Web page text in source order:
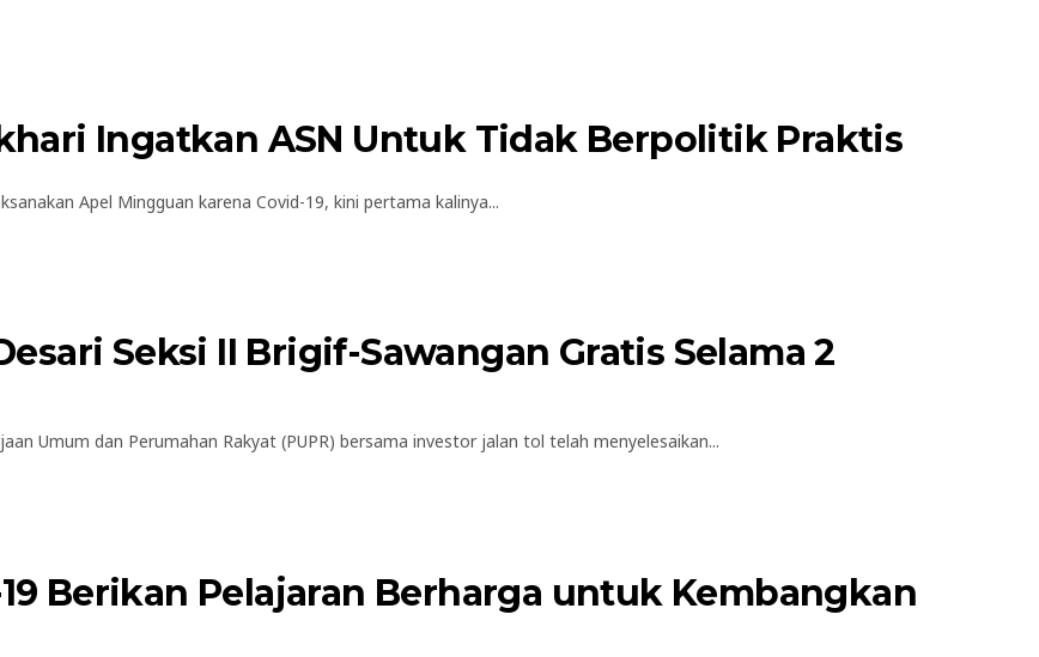
Ingatkan ASN Untuk Tidak Berpolitik Praktis
Apel Mingguan karena Covid-19, kini pertama kalinya...
Seksi II Brigif-Sawangan Gratis Selama 2
Umum dan Perumahan Rakyat (PUPR) bersama investor jalan tol telah menyelesaikan...
Berikan Pelajaran Berharga untuk Kembangkan